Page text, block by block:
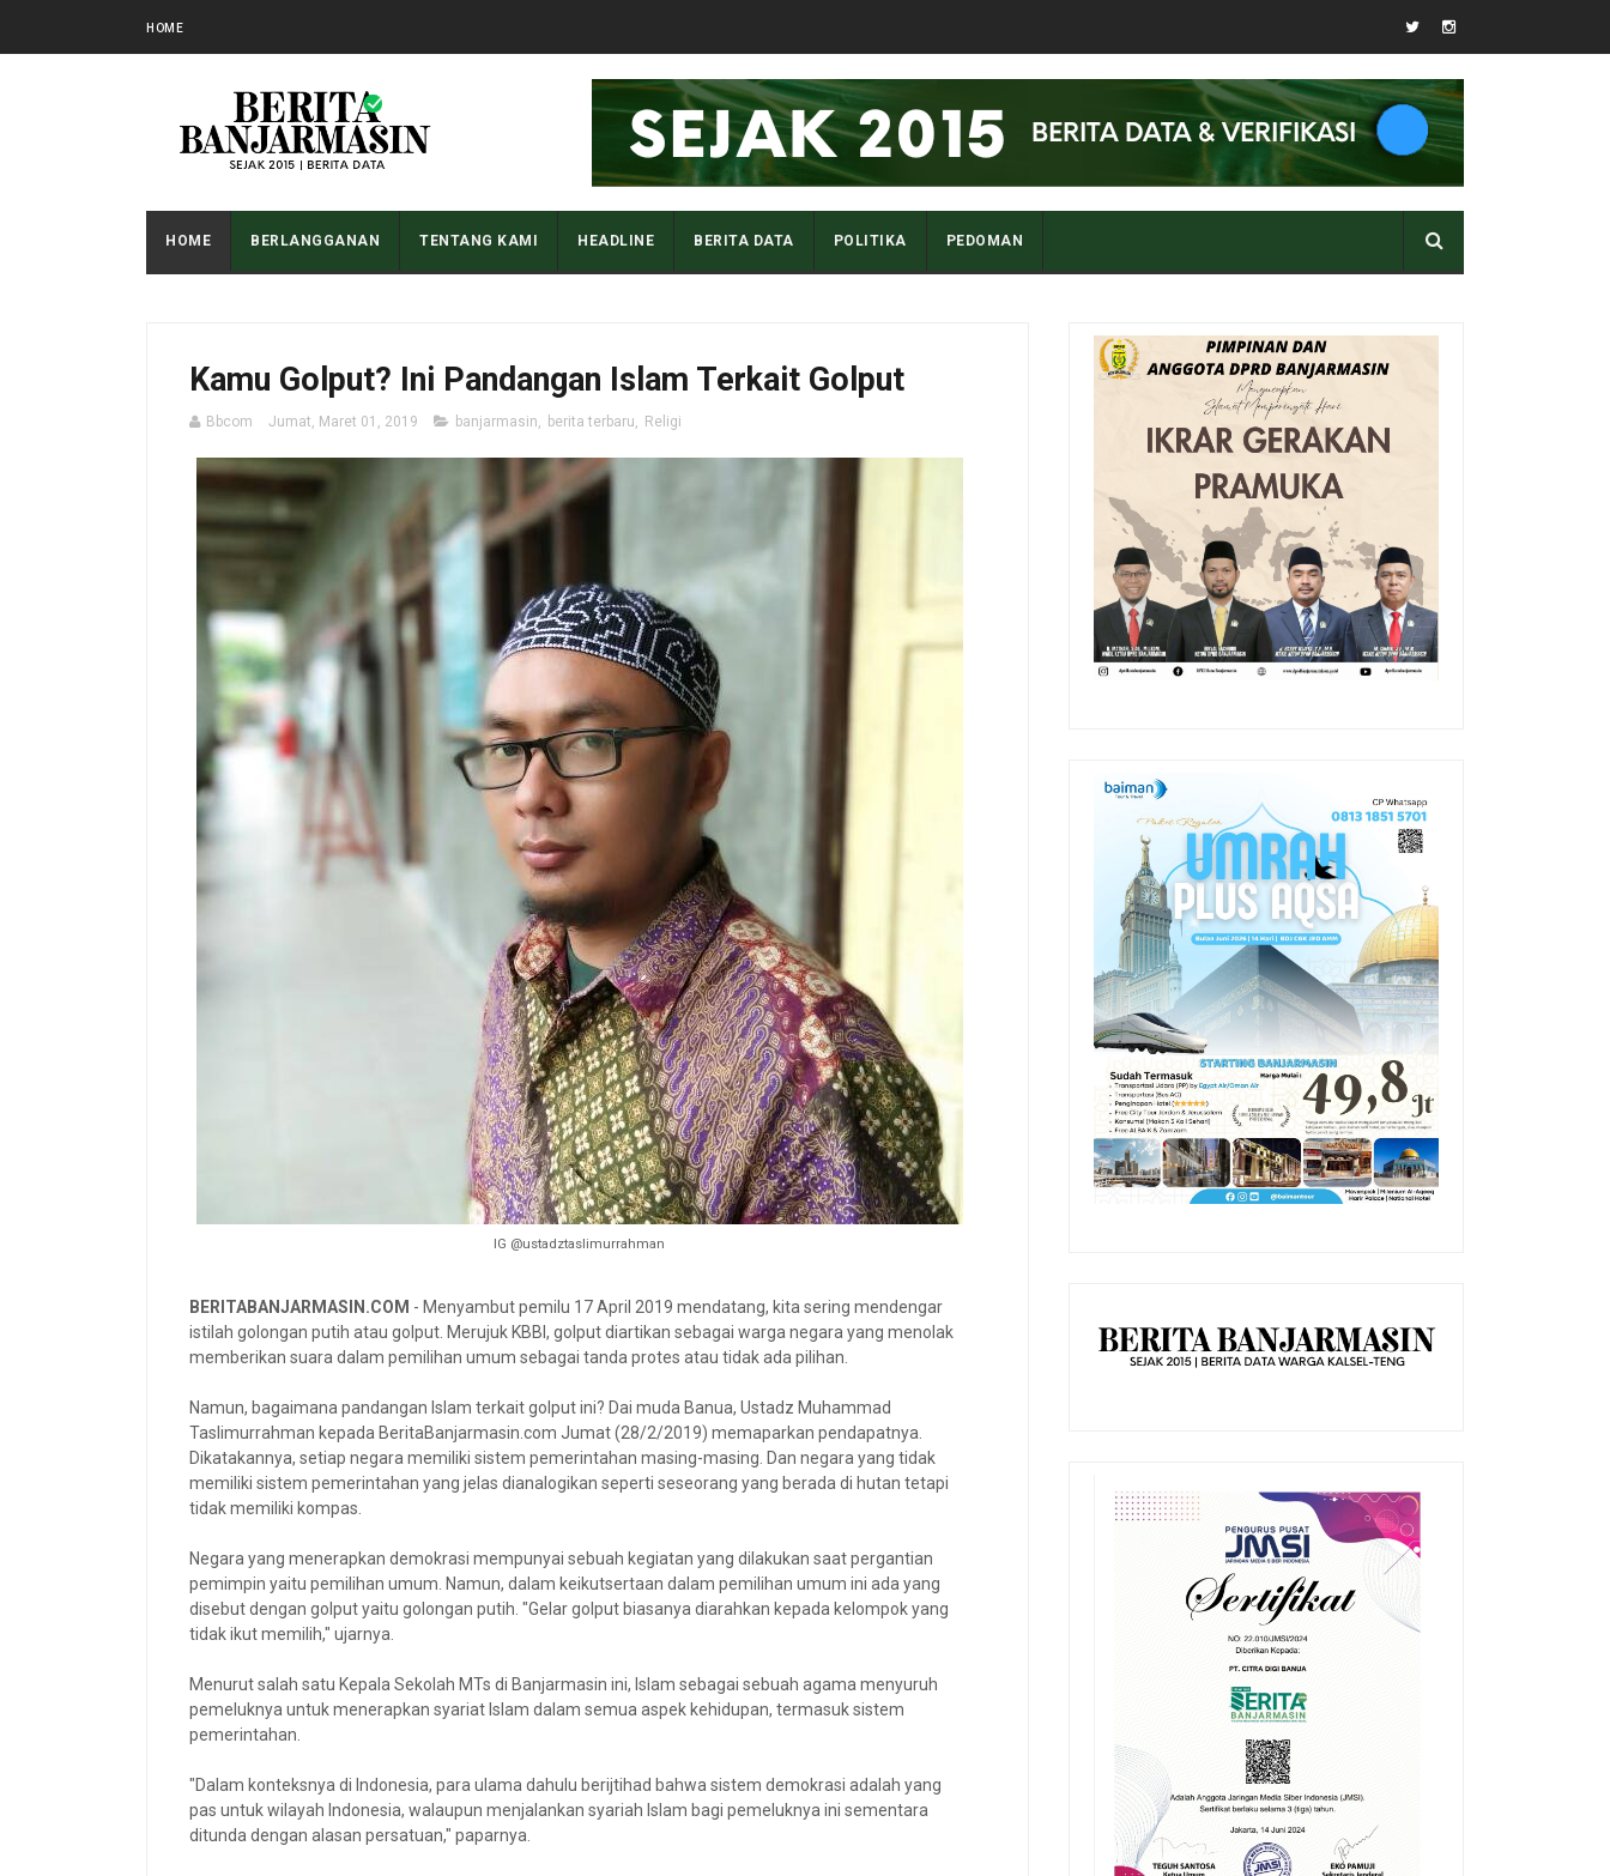
HOME
HOME BERLANGGANAN TENTANG KAMI HEADLINE BERITA DATA POLITIKA PEDOMAN
Kamu Golput? Ini Pandangan Islam Terkait Golput
Bbcom Jumat, Maret 01, 2019 banjarmasin, berita terbaru, Religi
IG @ustadztaslimurrahman
BERITABANJARMASIN.COM - Menyambut pemilu 17 April 2019 mendatang, kita sering mendengar
istilah golongan putih atau golput. Merujuk KBBI, golput diartikan sebagai warga negara yang menolak
memberikan suara dalam pemilihan umum sebagai tanda protes atau tidak ada pilihan.
Namun, bagaimana pandangan Islam terkait golput ini? Dai muda Banua, Ustadz Muhammad
Taslimurrahman kepada BeritaBanjarmasin.com Jumat (28/2/2019) memaparkan pendapatnya.
Dikatakannya, setiap negara memiliki sistem pemerintahan masing-masing. Dan negara yang tidak
memiliki sistem pemerintahan yang jelas dianalogikan seperti seseorang yang berada di hutan tetapi
tidak memiliki kompas.
Negara yang menerapkan demokrasi mempunyai sebuah kegiatan yang dilakukan saat pergantian
pemimpin yaitu pemilihan umum. Namun, dalam keikutsertaan dalam pemilihan umum ini ada yang
disebut dengan golput yaitu golongan putih. "Gelar golput biasanya diarahkan kepada kelompok yang
tidak ikut memilih," ujarnya.
Menurut salah satu Kepala Sekolah MTs di Banjarmasin ini, Islam sebagai sebuah agama menyuruh
pemeluknya untuk menerapkan syariat Islam dalam semua aspek kehidupan, termasuk sistem
pemerintahan.
"Dalam konteksnya di Indonesia, para ulama dahulu berijtihad bahwa sistem demokrasi adalah yang
pas untuk wilayah Indonesia, walaupun menjalankan syariah Islam bagi pemeluknya ini sementara
ditunda dengan alasan persatuan," paparnya.